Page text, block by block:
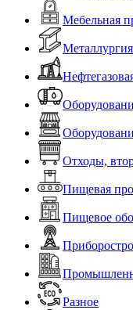
Мебельная
Металлургия
Отходы,
Пищевая
Пищевое
Разное